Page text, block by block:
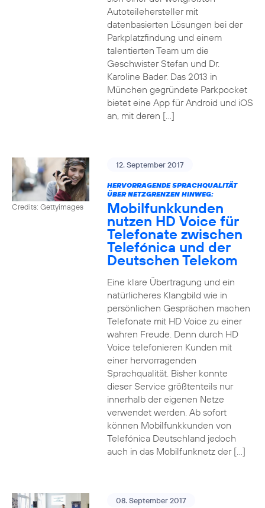
Autoteilehersteller mit
datenbasierten Lösungen bei der
Parkplatzfindung und einem
talentierten Team um die
Geschwister Stefan und Dr.
Karoline Bader. Das 2013 in
München gegründete Parkpocket
bietet eine App für Android und iOS
an, mit deren […]
Credits: Gettyimages
12. September 2017
HERVORRAGENDE SPRACHQUALITÄT
ÜBER NETZGRENZEN HINWEG:
Mobilfunkkunden
nutzen HD Voice für
Telefonate zwischen
Telefónica und der
Deutschen Telekom
Eine klare Übertragung und ein
natürlicheres Klangbild wie in
persönlichen Gesprächen machen
Telefonate mit HD Voice zu einer
wahren Freude. Denn durch HD
Voice telefonieren Kunden mit
einer hervorragenden
Sprachqualität. Bisher konnte
dieser Service größtenteils nur
innerhalb der eigenen Netze
verwendet werden. Ab sofort
können Mobilfunkkunden von
Telefónica Deutschland jedoch
auch in das Mobilfunknetz der […]
08. September 2017